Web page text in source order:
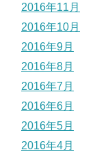
2016年11月
2016年10月
2016年9月
2016年8月
2016年7月
2016年6月
2016年5月
2016年4月